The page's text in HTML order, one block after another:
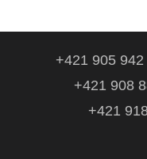
+421 905
+421 908
+421